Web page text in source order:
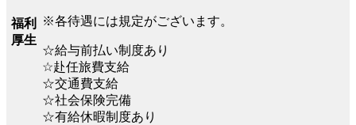
福利
厚生
※各待遇には規定がございます。
☆給与前払い制度あり
☆赴任旅費支給
☆交通費支給
☆社会保険完備
☆有給休暇制度あり